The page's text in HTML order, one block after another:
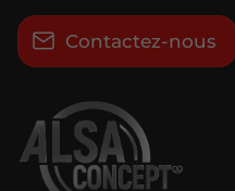
Contactez-nous